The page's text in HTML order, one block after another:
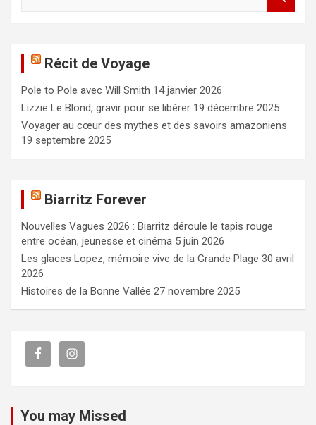
c
h
e
r
Récit de Voyage
Pole to Pole avec Will Smith 14 janvier 2026
Lizzie Le Blond, gravir pour se libérer 19 décembre 2025
Voyager au cœur des mythes et des savoirs amazoniens
19 septembre 2025
Biarritz Forever
Nouvelles Vagues 2026 : Biarritz déroule le tapis rouge
entre océan, jeunesse et cinéma 5 juin 2026
Les glaces Lopez, mémoire vive de la Grande Plage 30 avril
2026
Histoires de la Bonne Vallée 27 novembre 2025
You may Missed